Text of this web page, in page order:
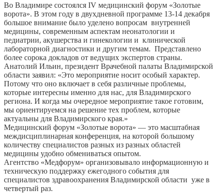
Во Владимире состоялся IV медицинский форум «Золотые
ворота». В этом году в двухдневной программе 13-14 декабря
большое внимание было уделено вопросам внутренней
медицины, современным аспектам неонатологии и
педиатрии, акушерства и гинекологии и клинической
лабораторной диагностики и другим темам. Представлено
более сорока докладов от ведущих экспертов страны.
Анатолий Ильин, президент Врачебной палаты Владимирской
области заявил: «Это мероприятие носит особый характер.
Потому что оно включает в себя различные проблемы,
которые интересны именно для нас, для Владимирского
региона. И когда мы очередное мероприятие такое готовим,
мы ориентируемся на решение тех проблем, которые
актуальны для Владимирского края.»
Медицинский форум «Золотые ворота» — это масштабная
междисциплинарная конференция, на которой большому
количеству специалистов разных из разных областей
медицины удобно обмениваться опытом.
Агентство «Медфорум» организовывало информационную и
техническую поддержку ежегодного события для
специалистов здравоохранения Владимирской области уже в
четвертый раз.